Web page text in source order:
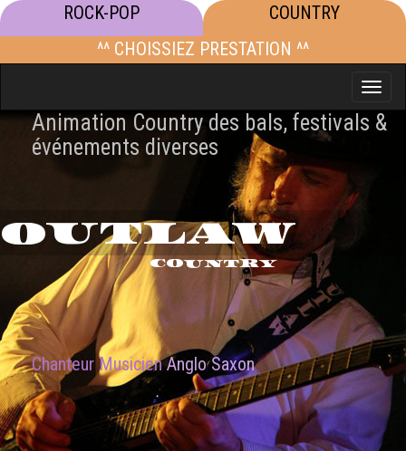
ROCK-POP
COUNTRY
^^ CHOISSIEZ PRESTATION ^^
Toggle
Animation Country des bals, festivals &
événements diverses
OUTLAW
COUNTRY
Chanteur MusicienAnglo Saxon